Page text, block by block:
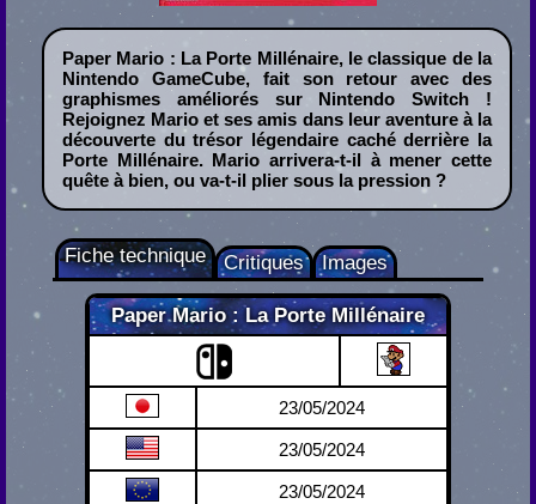
Paper Mario : La Porte Millénaire, le classique de la
Nintendo GameCube, fait son retour avec des
graphismes améliorés sur Nintendo Switch !
Rejoignez Mario et ses amis dans leur aventure à la
découverte du trésor légendaire caché derrière la
Porte Millénaire. Mario arrivera-t-il à mener cette
quête à bien, ou va-t-il plier sous la pression ?
Paper Mario : La Porte Millénaire
Nintendo Switch
23/05/2024
23/05/2024
23/05/2024
Fiche technique Critiques Images